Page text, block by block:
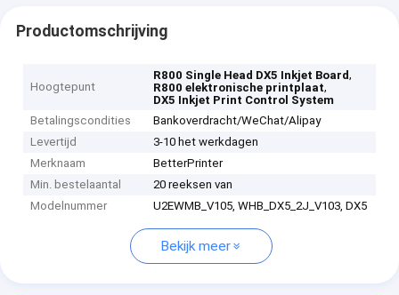
Productomschrijving
Hoogtepunt
R800 Single Head DX5 Inkjet Board,
R800 elektronische printplaat,
DX5 Inkjet Print Control System
Betalingscondities
Bankoverdracht/WeChat/Alipay
Levertijd
3-10 het werkdagen
Merknaam
BetterPrinter
Min. bestelaantal
20 reeksen van
Modelnummer
U2EWMB_V105, WHB_DX5_2J_V103, DX5
Bekijk meer